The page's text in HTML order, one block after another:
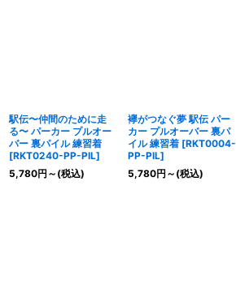
駅伝〜仲間のために走
る〜 パーカー プルオー
バー 裏パイル 練習着
[RKT0240-PP-PIL]
5,780円 ～ (税込)
襷がつなぐ夢 駅伝 パー
カー プルオーバー 裏パ
イル 練習着 [RKT0004-
PP-PIL]
5,780円 ～ (税込)